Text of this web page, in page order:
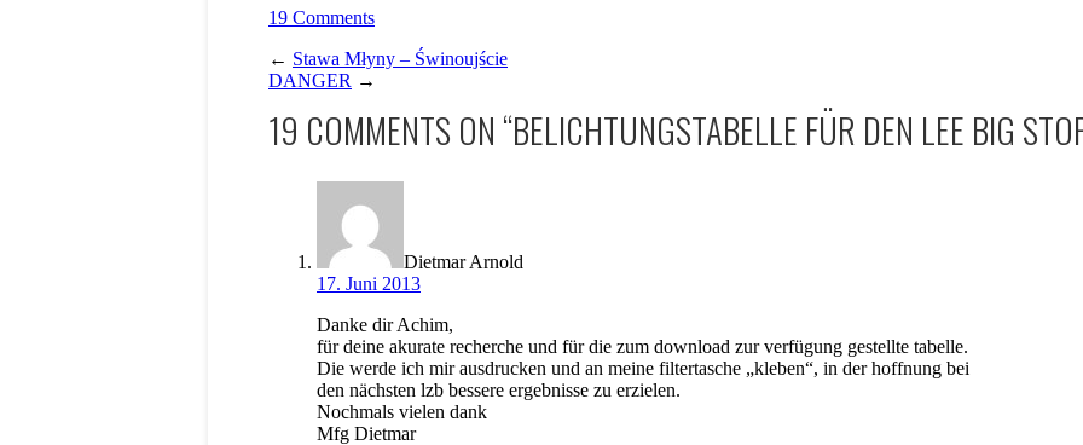
19 Comments
← Stawa Młyny – Świnoujście
DANGER →
19 COMMENTS ON “BELICHTUNGSTABELLE FÜR DEN LEE BIG
Dietmar Arnold
17. Juni 2013
Danke dir Achim,
für deine akurate recherche und für die zum download zur verfügung gestellte tabelle.
Die werde ich mir ausdrucken und an meine filtertasche „kleben“, in der hoffnung bei
den nächsten lzb bessere ergebnisse zu erzielen.
Nochmals vielen dank
Mfg Dietmar